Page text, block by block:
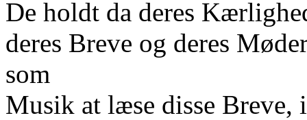
De holdt da deres
deres Breve og deres
som
Musik at læse disse Breve,